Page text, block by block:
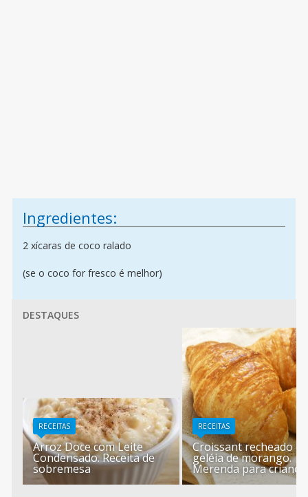
Ingredientes:
2 xícaras de coco ralado
(se o coco for fresco é melhor)
DESTAQUES
RECEITAS
Arroz Doce com Leite
Condensado. Receita de
sobremesa
RECEITAS
Croissant recheado
geléia de morango.
Merenda para